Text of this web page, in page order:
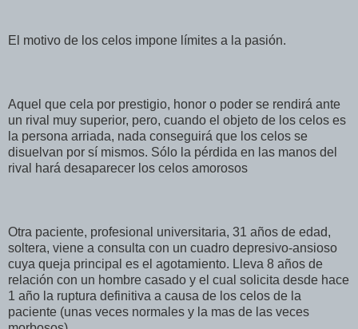
El motivo de los celos impone límites a la pasión.
Aquel que cela por prestigio, honor o poder se rendirá ante
un rival muy superior, pero, cuando el objeto de los celos es
la persona arriada, nada conseguirá que los celos se
disuelvan por sí mismos. Sólo la pérdida en las manos del
rival hará desaparecer los celos amorosos
Otra paciente, profesional universitaria, 31 años de edad,
soltera, viene a consulta con un cuadro depresivo-ansioso
cuya queja principal es el agotamiento. Lleva 8 años de
relación con un hombre casado y el cual solicita desde hace
1 año la ruptura definitiva a causa de los celos de la
paciente (unas veces normales y la mas de las veces